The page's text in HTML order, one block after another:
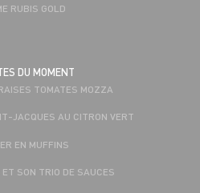
RUBIS GOLD
DU MOMENT
TOMATES MOZZA
JACQUES AU CITRON VERT
EN MUFFINS
SON TRIO DE SAUCES